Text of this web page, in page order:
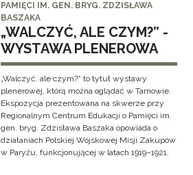
PAMIĘCI IM. GEN. BRYG. ZDZISŁAWA
BASZAKA
„WALCZYĆ, ALE CZYM?” -
WYSTAWA PLENEROWA
„Walczyć, ale czym?” to tytuł wystawy
plenerowej, którą można oglądać w Tarnowie.
Ekspozycja prezentowana na skwerze przy
Regionalnym Centrum Edukacji o Pamięci im.
gen. bryg. Zdzisława Baszaka opowiada o
działaniach Polskiej Wojskowej Misji Zakupów
w Paryżu, funkcjonującej w latach 1919–1921.